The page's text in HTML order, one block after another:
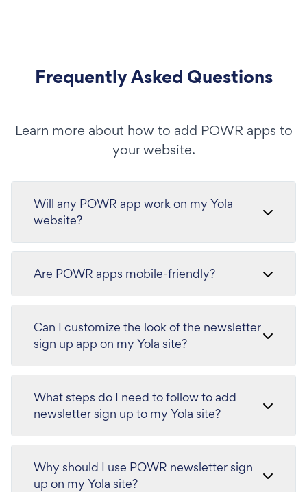
Frequently Asked Questions
Learn more about how to add POWR apps to
your website.
Will any POWR app work on my Yola
website?
Are POWR apps mobile-friendly?
Can I customize the look of the newsletter
sign up app on my Yola site?
What steps do I need to follow to add
newsletter sign up to my Yola site?
Why should I use POWR newsletter sign
up on my Yola site?